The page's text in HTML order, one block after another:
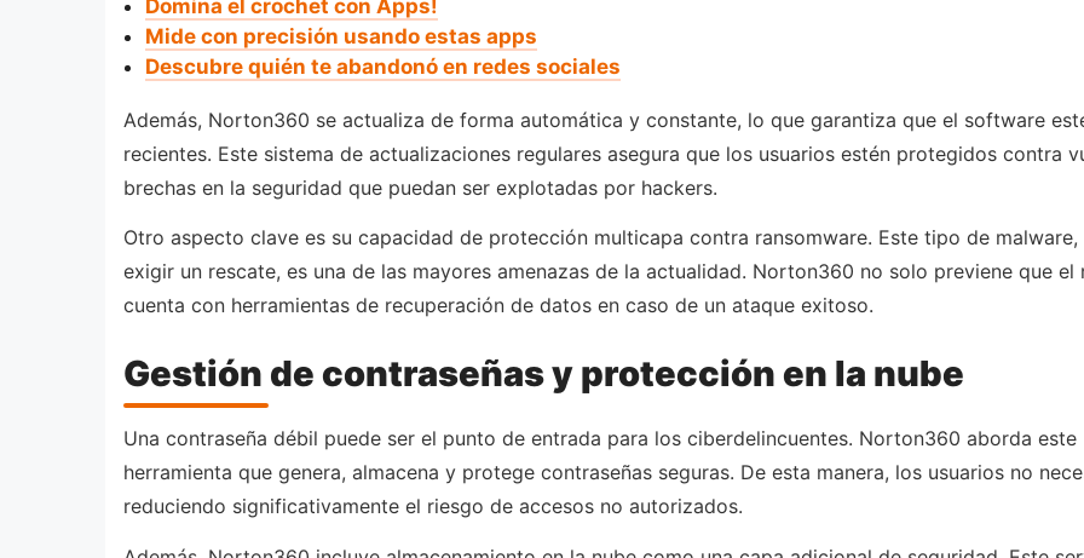
Domina el crochet con Apps!
Mide con precisión usando estas apps
Descubre quién te abandonó en redes sociales
Además, Norton360 se actualiza de forma automática y constante, lo que garantiza que el software
recientes. Este sistema de actualizaciones regulares asegura que los usuarios estén protegidos contra
brechas en la seguridad que puedan ser explotadas por hackers.
Otro aspecto clave es su capacidad de protección multicapa contra ransomware. Este tipo de
exigir un rescate, es una de las mayores amenazas de la actualidad. Norton360 no solo previene que
cuenta con herramientas de recuperación de datos en caso de un ataque exitoso.
Gestión de contraseñas y protección en la nube
Una contraseña débil puede ser el punto de entrada para los ciberdelincuentes. Norton360 aborda
herramienta que genera, almacena y protege contraseñas seguras. De esta manera, los usuarios no
reduciendo significativamente el riesgo de accesos no autorizados.